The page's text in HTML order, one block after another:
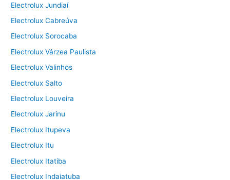
Electrolux Jundiaí
Electrolux Cabreúva
Electrolux Sorocaba
Electrolux Várzea Paulista
Electrolux Valinhos
Electrolux Salto
Electrolux Louveira
Electrolux Jarinu
Electrolux Itupeva
Electrolux Itu
Electrolux Itatiba
Electrolux Indaiatuba